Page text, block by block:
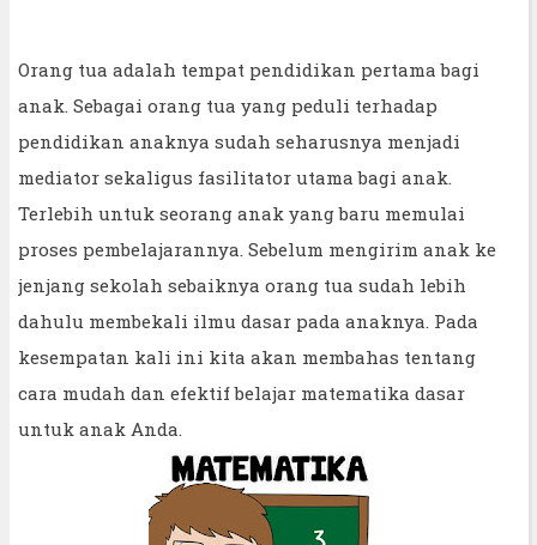
Orang tua adalah tempat pendidikan pertama bagi
anak. Sebagai orang tua yang peduli terhadap
pendidikan anaknya sudah seharusnya menjadi
mediator sekaligus fasilitator utama bagi anak.
Terlebih untuk seorang anak yang baru memulai
proses pembelajarannya. Sebelum mengirim anak ke
jenjang sekolah sebaiknya orang tua sudah lebih
dahulu membekali ilmu dasar pada anaknya. Pada
kesempatan kali ini kita akan membahas tentang
cara mudah dan efektif belajar matematika dasar
untuk anak Anda.